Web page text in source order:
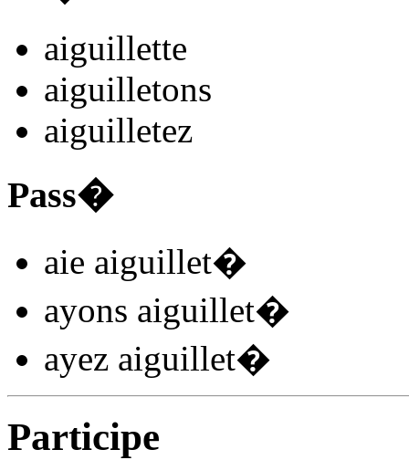
aiguillette
aiguilletons
aiguilletez
Pass�
aie aiguillet�
ayons aiguillet�
ayez aiguillet�
Participe